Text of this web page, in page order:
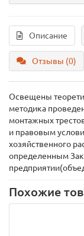
Описание
Отзывы (0)
Освещены
методика
монтажных
и правовым
хозяйственного
определенным
Похожие